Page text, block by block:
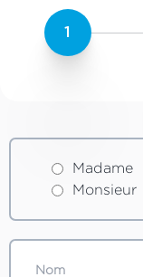
1
Madame
Monsieur